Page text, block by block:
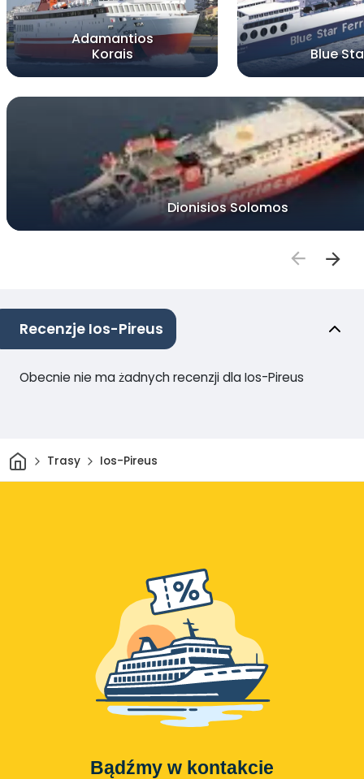
Adamantios
Korais
Blue
Dionisios Solomos
Recenzje Ios-Pireus
Obecnie nie ma żadnych recenzji dla Ios-Pireus
DomTrasy Ios-Pireus
Bądźmy w kontakcie